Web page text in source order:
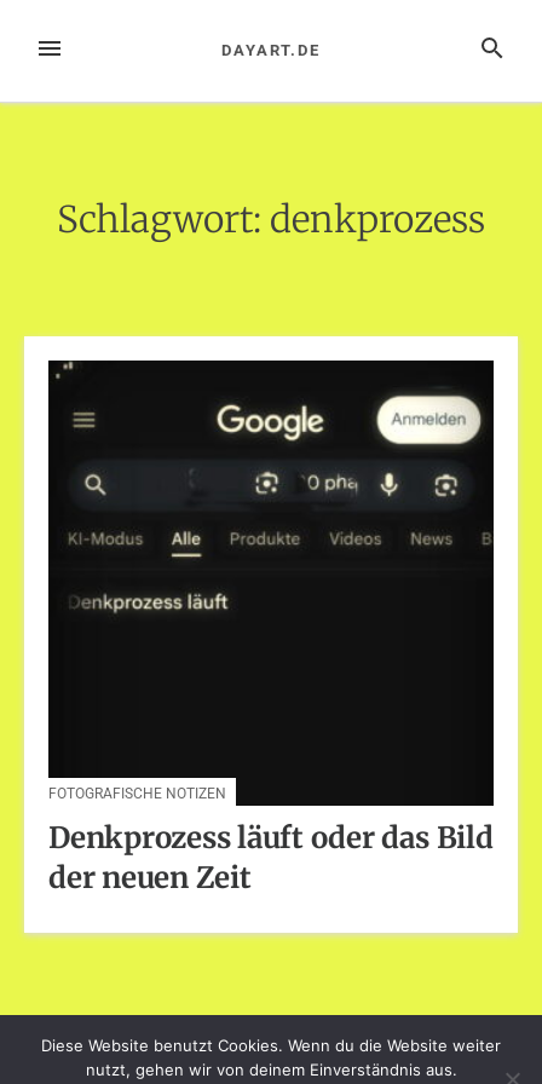
InhaltMENÜ SUCHE
DAYART.DE
Schlagwort: denkprozess
FOTOGRAFISCHE NOTIZEN
Denkprozess läuft oder das Bild
der neuen Zeit
dayart.de
Diese Website benutzt Cookies. Wenn du die Website weiter
nutzt, gehen wir von deinem Einverständnis aus.